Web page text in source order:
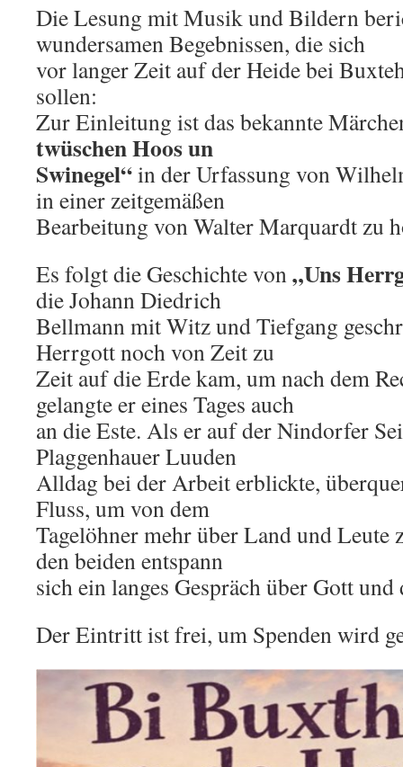
Die Lesung mit Musik und Bildern
wundersamen Begebnissen, die sich
vor langer Zeit auf der Heide bei
sollen:
Zur Einleitung ist das bekannte
twüschen Hoos un
Swinegel“in der Urfassung von
in einer zeitgemäßen
Bearbeitung von Walter Marquardt zu
Es folgt die Geschichte von „Uns
die Johann Diedrich
Bellmann mit Witz und Tiefgang
Herrgott noch von Zeit zu
Zeit auf die Erde kam, um nach dem
gelangte er eines Tages auch
an die Este. Als er auf der Nindorfer
Plaggenhauer Luuden
Alldag bei der Arbeit erblickte,
Fluss, um von dem
Tagelöhner mehr über Land und Leute
den beiden entspann
sich ein langes Gespräch über Gott und
Der Eintritt ist frei, um Spenden wird